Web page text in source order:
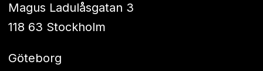
Magus Ladulåsgatan 3
118 63 Stockholm
Göteborg